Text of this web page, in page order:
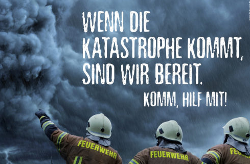
1997
Beitragsautor
Vonadmin Veröffentlichungsdatum
9. Februar 2022